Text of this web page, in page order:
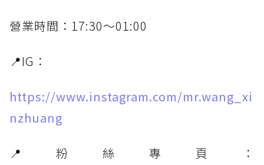
營業時間：17:30～01:00
📍IG：
https://www.instagram.com/mr.wang_xi
nzhuang
📍粉絲專頁：